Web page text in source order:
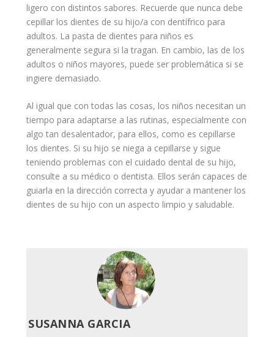
ligero con distintos sabores. Recuerde que nunca debe
cepillar los dientes de su hijo/a con dentífrico para
adultos. La pasta de dientes para niños es
generalmente segura si la tragan. En cambio, las de los
adultos o niños mayores, puede ser problemática si se
ingiere demasiado.
Al igual que con todas las cosas, los niños necesitan un
tiempo para adaptarse a las rutinas, especialmente con
algo tan desalentador, para ellos, como es cepillarse
los dientes. Si su hijo se niega a cepillarse y sigue
teniendo problemas con el cuidado dental de su hijo,
consulte a su médico o dentista. Ellos serán capaces de
guiarla en la dirección correcta y ayudara mantener los
dientes de su hijo con un aspecto limpio y saludable.
SUSANNA GARCIA